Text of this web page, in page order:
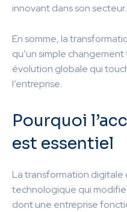
innovant dans son secteur.
En somme, la
qu’un simple
évolution globale qui
l’entreprise.
Pourquoi
est essentiel
La transformation
technologique qui
dont une entreprise